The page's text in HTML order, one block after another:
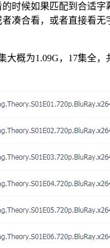
时候如果匹配到合适字
凑合看，或者直接看无
大概为1.09G，17集全，